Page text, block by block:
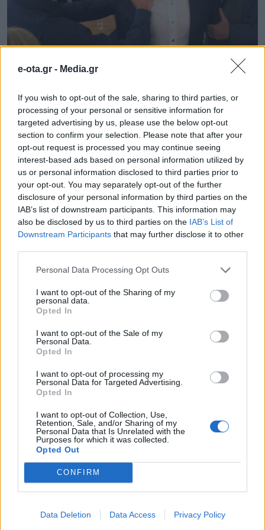
e-ota.gr - Media.gr
If you wish to opt-out of the sale, sharing to third parties, or
processing of your personal or sensitive information for
targeted advertising by us, please use the below opt-out
section to confirm your selection. Please note that after your
opt-out request is processed you may continue seeing
interest-based ads based on personal information utilized by
us or personal information disclosed to third parties prior to
your opt-out. You may separately opt-out of the further
disclosure of your personal information by third parties on the
IAB’s list of downstream participants. This information may
also be disclosed by us to third parties on the IAB’s List of
Downstream Participants that may further disclose it to other
Personal Data Processing Opt Outs
I want to opt-out of the Sharing of my
personal data.
Opted In
I want to opt-out of the Sale of my
Personal Data.
Opted In
I want to opt-out of processing my
Personal Data for Targeted Advertising.
Opted In
I want to opt-out of Collection, Use,
Retention, Sale, and/or Sharing of my
Personal Data that Is Unrelated with the
Purposes for which it was collected.
Opted Out
CONFIRM
Data Deletion Data Access Privacy Policy
«Πανστρατιά» για Βασιλόπουλο
Αλειφέρη και Οικονομάκου
Ο διάδοχος του Παναγιώτη Νίκα Θανάσης
Βασιλόπουλος θα αναμετρηθεί με τον Βασίλη
Κοσμόπουλο στον δεύτερο γύρο για τον δήμο
Καλαμάτας. Με την υποψηφιότητα μάλιστα του
Θανάση Βασιλόπουλου συστρατεύθηκαν οι επίσης
«γαλάζιες» Μαρία Οικονομάκου και Ελένη Αλειφέρη,
που στον πρώτο γύρο κατέγραψαν το ποσοστό του
του 11,51% και 10,78% αντίστοιχα. Η ανακοίνωση της
Μαρίας Οικονομάκου: “Με […]
31.05.2019 - 16.51
για τον β΄ γύρο στον δήμο
Λυκόβρυσης – Πεύκης
Από τη Δημοτική Παράταξη «Πόλη της Ζωής μας»
εκδόθηκε η εξής ανακοίνωση σχετικά με την
συνεργασία του Τάσου Μαυρίδη και του Παναγιώτη
Ιωάννου εν όψει του δεύετρου γύρου των δημοτικών
εκλογών στον δήμο Λυκόβρυσης – Πεύκης: Τον
επικεφαλής της δημοτικής παράταξης «Λυκόβρυση-
Πεύκη 2020» Παναγιώτη Ιωάννου συνάντησε σήμερα ο
30.05.2019 - 20.34